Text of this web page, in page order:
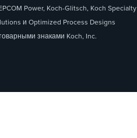
Power, Koch-Glitsch, Koch Specialty
и Optimized Process Designs
знаками Koch, Inc.